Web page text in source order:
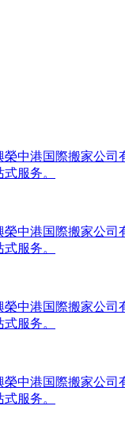
中港国際搬家公
服务。
中港国際搬家公
服务。
中港国際搬家公
服务。
中港国際搬家公
服务。